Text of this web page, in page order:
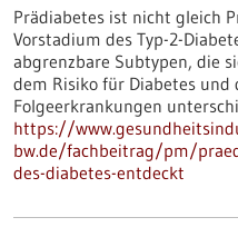
Prädiabetes ist nicht gleich
Vorstadium des Typ-2-
abgrenzbare Subtypen, die
dem Risiko für Diabetes und
Folgeerkrankungen
https://
bw.de/fachbeitrag/pm/
des-diabetes-entdeckt